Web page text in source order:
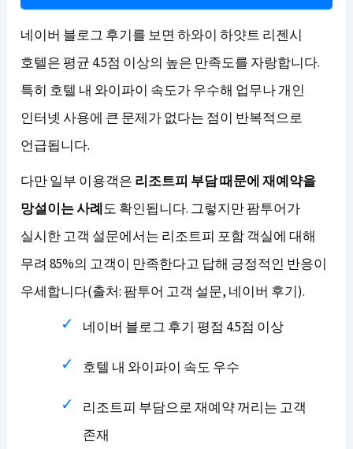
네이버 블로그 후기를 보면 하와이 하얏트 리젠시
호텔은 평균 4.5점 이상의 높은 만족도를 자랑합니다.
특히 호텔 내 와이파이 속도가 우수해 업무나 개인
인터넷 사용에 큰 문제가 없다는 점이 반복적으로
언급됩니다.
다만 일부 이용객은 리조트피 부담 때문에 재예약을
망설이는 사례도 확인됩니다. 그렇지만 팜투어가
실시한 고객 설문에서는 리조트피 포함 객실에 대해
무려 85%의 고객이 만족한다고 답해 긍정적인 반응이
우세합니다(출처: 팜투어 고객 설문, 네이버 후기).
네이버 블로그 후기 평점 4.5점 이상
호텔 내 와이파이 속도 우수
리조트피 부담으로 재예약 꺼리는 고객
존재